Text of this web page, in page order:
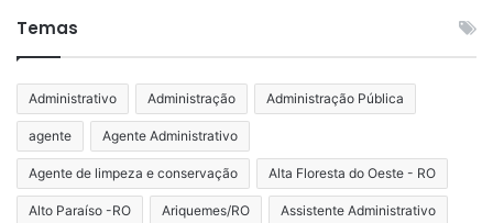
Temas
Administrativo Administração Administração Pública
agente Agente Administrativo
Agente de limpeza e conservação Alta Floresta do Oeste - RO
Alto Paraíso -RO Ariquemes/RO Assistente Administrativo